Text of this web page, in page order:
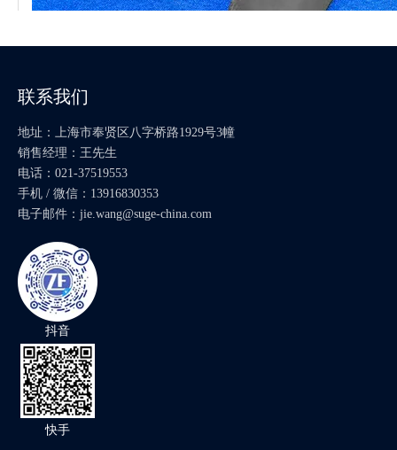
联系我们
地址：上海市奉贤区八字桥路1929号3幢
销售经理：王先生
电话：021-37519553
手机 / 微信：13916830353
电子邮件： jie.wang@suge-china.com
抖音
快手